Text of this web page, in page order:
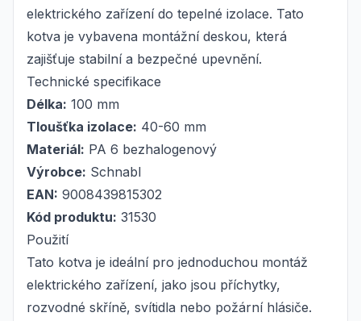
elektrického zařízení do tepelné izolace. Tato
kotva je vybavena montážní deskou, která
zajišťuje stabilní a bezpečné upevnění.
Technické specifikace
Délka: 100 mm
Tloušťka izolace: 40-60 mm
Materiál: PA 6 bezhalogenový
Výrobce: Schnabl
EAN: 9008439815302
Kód produktu: 31530
Použití
Tato kotva je ideální pro jednoduchou montáž
elektrického zařízení, jako jsou příchytky,
rozvodné skříně, svítidla nebo požární hlásiče.